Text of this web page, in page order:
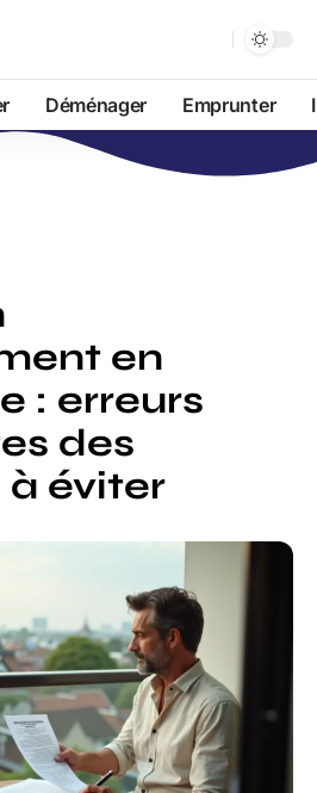
Déménager Emprunter
en
: erreurs
des
à éviter